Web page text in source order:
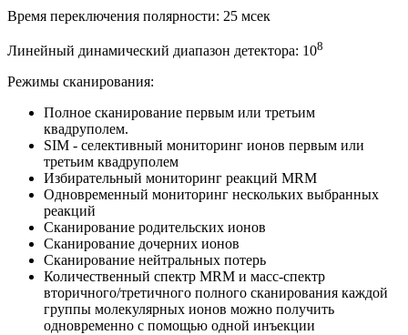
Время переключения полярности: 25 мсек
Линейный динамический диапазон детектора: 108
Режимы сканирования:
Полное сканирование первым или третьим
квадруполем.
SIM - селективный мониторинг ионов первым или
третьим квадруполем
Избирательный мониторинг реакций MRM
Одновременный мониторинг нескольких выбранных
реакций
Сканирование родительских ионов
Сканирование дочерних ионов
Сканирование нейтральных потерь
Количественный спектр MRM и масс-спектр
вторичного/третичного полного сканирования каждой
группы молекулярных ионов можно получить
одновременно с помощью одной инъекции